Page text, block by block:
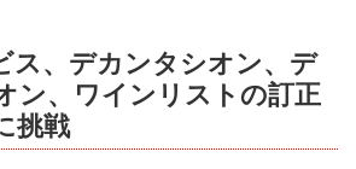
ス、デカンタシオン、デ
ン、ワインリストの訂正
挑戦